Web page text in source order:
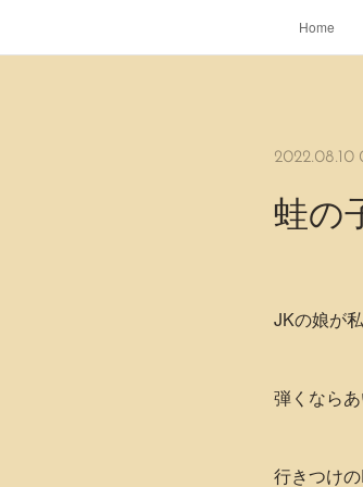
Home
2022.08.10
蛙の
JKの娘が
弾くなら
行きつけ